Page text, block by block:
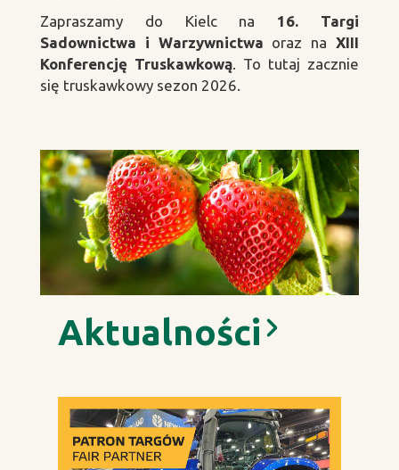
Zapraszamy do Kielc na 16. Targi
Sadownictwa i Warzywnictwa oraz naXIII
Konferencję Truskawkową. To tutaj zacznie
się truskawkowy sezon 2026.
Aktualności 